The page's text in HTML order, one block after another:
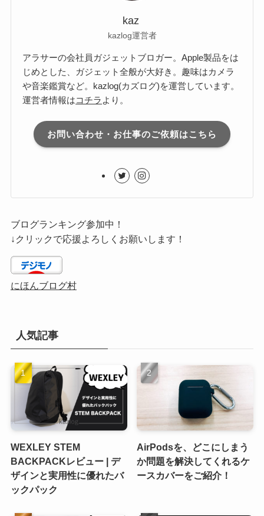
kaz
kazlog運営者
アラサーの会社員ガジェットブロガー。Apple製品をは
じめとした、ガジェット全般が大好き。趣味はカメラ
や音楽鑑賞など。kazlog(カズログ)を運営しています。
運営者情報はコチラ より。
お問い合わせ・お仕事のご依頼はこちら
ブログランキング参加中！
↓クリックで応援よろしくお願いします！
にほんブログ村
人気記事
WEXLEY STEM
BACKPACKレビュー | デ
ザインと実用性に優れたバ
ックパック
AirPodsを、どこにしまう
か問題を解決してくれるケ
ースカバーをご紹介！